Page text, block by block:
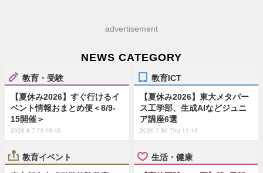
advertisement
NEWS CATEGORY
教育・受験
【夏休み2026】すぐ行けるイ
ベント情報おまとめ便＜8/9-
15開催＞
2026.8.7 Fri 19:45
教育ICT
【夏休み2026】東大メタバー
ス工学部、生成AIなどジュニ
ア講座6選
2026.7.30 Thu 11:15
教育イベント 生活・健康